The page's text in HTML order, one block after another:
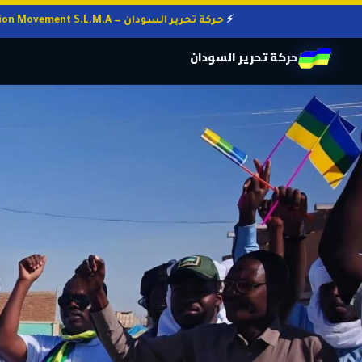
حركة تحرير السودان — Sudan Liberation Movement S.L.M.A
حركة تحرير السودان